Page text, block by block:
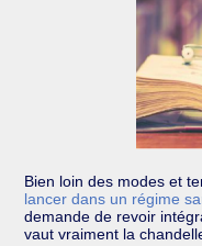
Bien loin des modes et
lancer dans un régime
demande de revoir
vaut vraiment la